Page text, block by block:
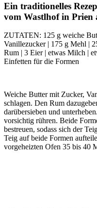
Ein traditionelles
vom Wastlhof in Prien
ZUTATEN: 125 g weiche
Vanillezucker | 175 g Mehl |
Rum | 3 Eier | etwas Milch |
Einfetten für die Formen
Weiche Butter mit Zucker,
schlagen. Den Rum
darübersieben und
vorsichtig rühren. Beide
bestreuen, sodass sich der
Teig auf beide Formen
vorgeheizten Ofen 35 bis 40